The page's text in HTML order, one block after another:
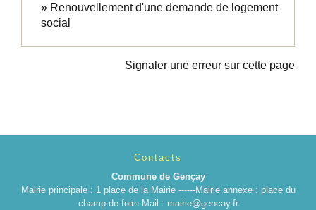
Renouvellement d'une demande de logement
social
Signaler une erreur sur cette page
Contacts
Commune de Gençay
Mairie principale : 1 place de la Mairie ------Mairie annexe : place du
champ de foire Mail : mairie@gencay.fr